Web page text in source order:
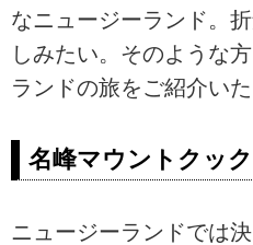
なニュージーランド。
しみたい。そのような
ランドの旅をご紹介いた
名峰マウントクック
ニュージーランドでは